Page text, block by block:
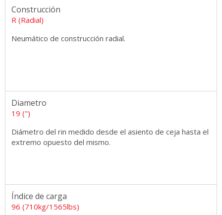
Construcción
R (Radial)
Neumático de construcción radial.
Diametro
19 (")
Diámetro del rin medido desde el asiento de ceja hasta el
extremo opuesto del mismo.
Índice de carga
96 (710kg/1565lbs)